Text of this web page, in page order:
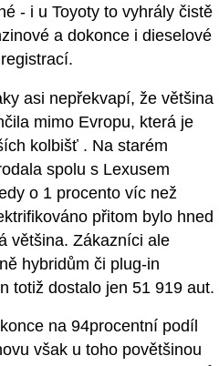
- i u Toyoty to vyhrály čistě
a dokonce i dieselové
asi nepřekvapí, že většina
mimo Evropu, která je
kolbišť . Na starém
spolu s Lexusem
o 1 procento víc než
přitom bylo hned
většina. Zákazníci ale
hybridům či plug-in
totiž dostalo jen 51 919 aut.
na 94procentní podíl
však u toho povětšinou